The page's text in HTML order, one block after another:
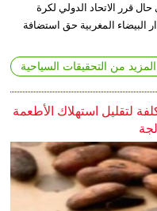
من استضافة كأس العالم 2030 في حال قرر الاتحاد الدولي لكرة
البيضاء المغربية حق استضافة
المزيد من التحقيقات السياحية
لتقليل استهلاك الأطعمة